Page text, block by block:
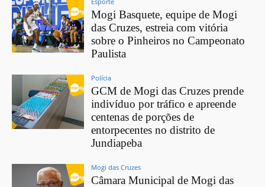
Mogi Basquete, equipe de Mogi
das Cruzes, estreia com vitória
sobre o Pinheiros no Campeonato
Paulista
Polícia
GCM de Mogi das Cruzes prende
indivíduo por tráfico e apreende
centenas de porções de
entorpecentes no distrito de
Jundiapeba
Mogi das Cruzes
Câmara Municipal de Mogi das